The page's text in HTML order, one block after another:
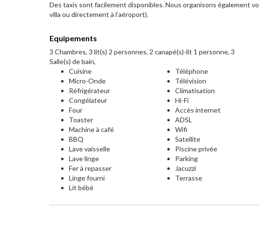
Des taxis sont facilement disponibles. Nous organisons également
villa ou directement à l’aéroport).
Equipements
3 Chambres, 3 lit(s) 2 personnes, 2 canapé(s)-lit 1 personne, 3
Salle(s) de bain,
Cuisine
Micro-Onde
Réfrigérateur
Congélateur
Four
Toaster
Machine à café
BBQ
Lave vaisselle
Lave linge
Fer à repasser
Linge fourni
Lit bébé
Téléphone
Télévision
Climatisation
Hi-Fi
Accès internet
ADSL
Wifi
Satellite
Piscine privée
Parking
Jacuzzi
Terrasse